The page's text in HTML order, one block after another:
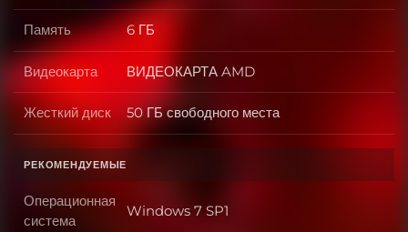
Память Память
6 ГБ
Видеокарта Видеокарта
ВИДЕОКАРТА AMD
Жесткий диск Жесткий диск
50 ГБ свободного места
РЕКОМЕНДУЕМЫЕ
Операционная
система
Операционная система
Windows 7 SP1